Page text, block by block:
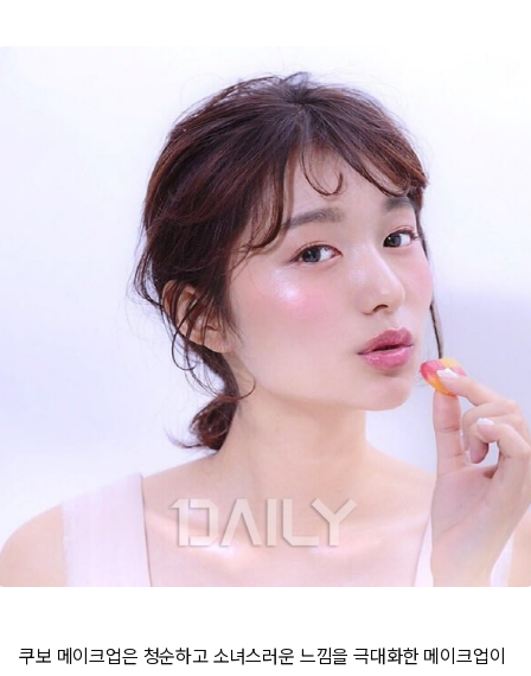
쿠보 메이크업은 청순하고 소녀스러운 느낌을 극대화한 메이크업이